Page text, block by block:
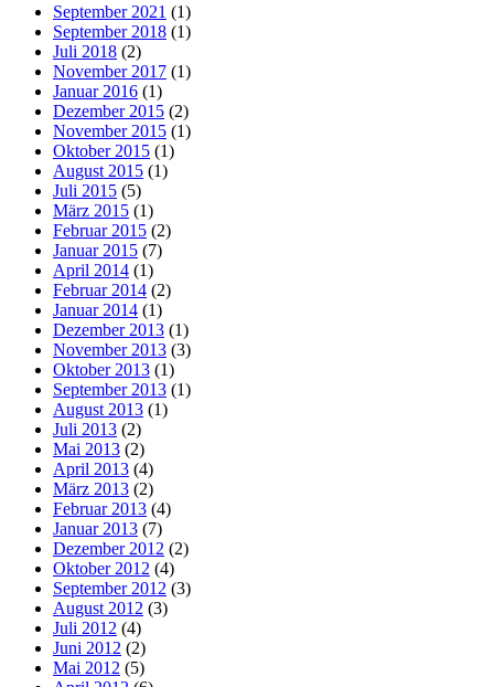
September 2021 (1)
September 2018 (1)
Juli 2018 (2)
November 2017 (1)
Januar 2016 (1)
Dezember 2015 (2)
November 2015 (1)
Oktober 2015 (1)
August 2015 (1)
Juli 2015 (5)
März 2015 (1)
Februar 2015 (2)
Januar 2015 (7)
April 2014 (1)
Februar 2014 (2)
Januar 2014 (1)
Dezember 2013 (1)
November 2013 (3)
Oktober 2013 (1)
September 2013 (1)
August 2013 (1)
Juli 2013 (2)
Mai 2013 (2)
April 2013 (4)
März 2013 (2)
Februar 2013 (4)
Januar 2013 (7)
Dezember 2012 (2)
Oktober 2012 (4)
September 2012 (3)
August 2012 (3)
Juli 2012 (4)
Juni 2012 (2)
Mai 2012 (5)